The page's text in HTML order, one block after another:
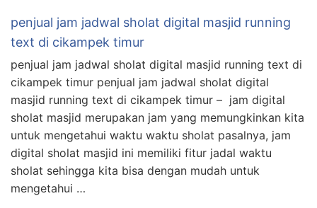
penjual jam jadwal sholat digital masjid running
text di cikampek timur
penjual jam jadwal sholat digital masjid running text di
cikampek timur penjual jam jadwal sholat digital
masjid running text di cikampek timur – jam digital
sholat masjid merupakan jam yang memungkinkan kita
untuk mengetahui waktu waktu sholat pasalnya, jam
digital sholat masjid ini memiliki fitur jadal waktu
sholat sehingga kita bisa dengan mudah untuk
mengetahui …